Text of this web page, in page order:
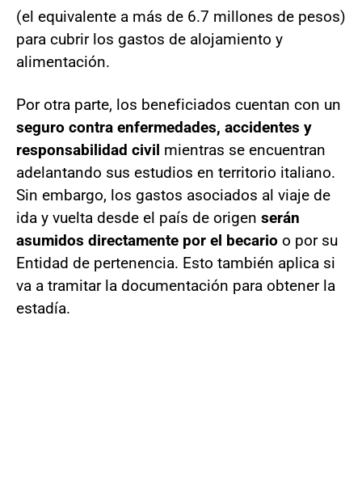
(el equivalente a más de 6.7 millones de pesos)
para cubrir los gastos de alojamiento y
alimentación.
Por otra parte, los beneficiados cuentan con un
seguro contra enfermedades, accidentes y
responsabilidad civil mientras se encuentran
adelantando sus estudios en territorio italiano.
Sin embargo, los gastos asociados al viaje de
ida y vuelta desde el país de origen serán
asumidos directamente por el becario o por su
Entidad de pertenencia. Esto también aplica si
va a tramitar la documentación para obtener la
estadía.